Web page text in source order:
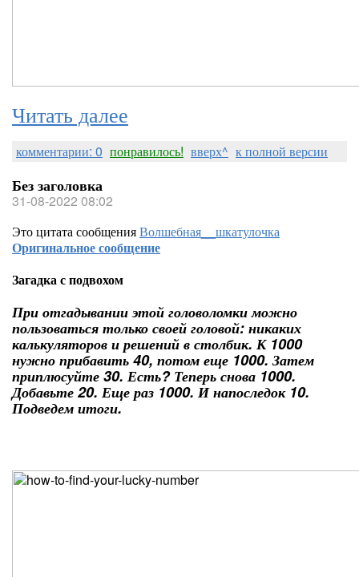
Читать далее
комментарии: 0 понравилось! вверх^ к полной версии
Без заголовка
31-08-2022 08:02
Это цитата сообщенияВолшебная__шкатулочка
Оригинальное сообщение
Загадка с подвохом
При отгадывании этой головоломки можно
пользоваться только своей головой: никаких
калькуляторов и решений в столбик. К 1000
нужно прибавить 40, потом еще 1000. Затем
приплюсуйте 30. Есть? Теперь снова 1000.
Добавьте 20. Еще раз 1000. И напоследок 10.
Подведем итоги.